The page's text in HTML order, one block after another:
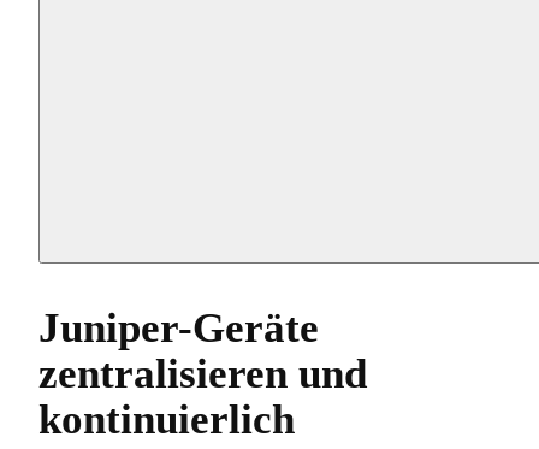
Juniper-Geräte
zentralisieren und
kontinuierlich